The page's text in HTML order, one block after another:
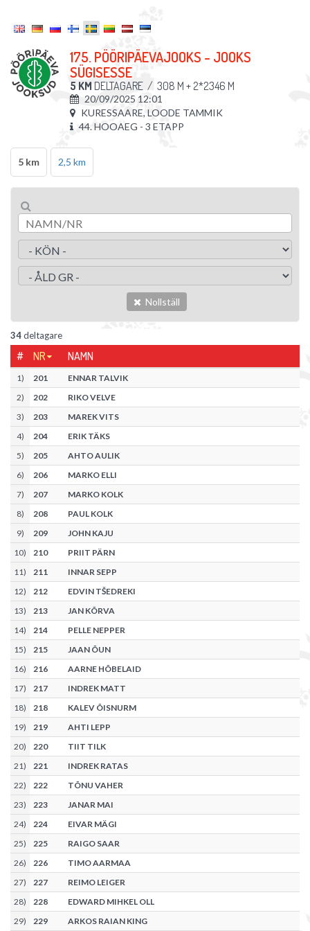
175. PÖÖRIPÄEVAJOOKS - JOOKS
SÜGISESSE
5 KM DELTAGARE / 308 M + 2*2346 M
20/09/2025 12:01
KURESSAARE, LOODE TAMMIK
44. HOOAEG - 3 ETAPP
5 km 2,5 km
Nollställ
34deltagare
# NR NAMN
1) 201
ENNAR TALVIK
2) 202
RIKO VELVE
3) 203
MAREK VITS
4) 204
ERIK TÄKS
5) 205
AHTO AULIK
6) 206
MARKO ELLI
7) 207
MARKO KOLK
8) 208
PAUL KOLK
9) 209
JOHN KAJU
10) 210
PRIIT PÄRN
11) 211
INNAR SEPP
12) 212
EDVIN TŠEDREKI
13) 213
JAN KÕRVA
14) 214
PELLE NEPPER
15) 215
JAAN ÕUN
16) 216
AARNE HÕBELAID
17) 217
INDREK MATT
18) 218
KALEV ÕISNURM
19) 219
AHTI LEPP
20) 220
TIIT TILK
21) 221
INDREK RATAS
22) 222
TÕNU VAHER
23) 223
JANAR MAI
24) 224
EIVAR MÄGI
25) 225
RAIGO SAAR
26) 226
TIMO AARMAA
27) 227
REIMO LEIGER
28) 228
EDWARD MIHKEL OLL
29) 229 ARKOS RAIAN KING